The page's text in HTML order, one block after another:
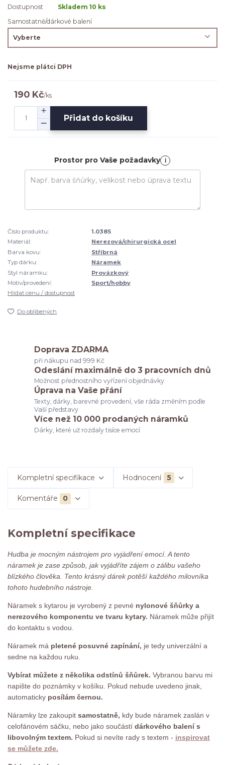
Dostupnost
Skladem 10 ks
Samostatně/dárkové balení
Nejsme plátci DPH
190 Kč/ks
Přidat do košíku
Prostor pro Vaše požadavky i
Číslo produktu:
1.0385
Materiál:
Nerezová/chirurgická ocel
Barva kovu:
Stříbrná
Typ dárku:
Náramek
Styl náramku:
Provázkový
Motiv/provedení:
Sport/hobby
Hlídat cenu / dostupnost
Do oblíbených
Doprava ZDARMA
při nákupu nad 999 Kč
Odeslání maximálně do 3 pracovních dnů
Možnost přednostního vyřízení objednávky
Úprava na Vaše přání
Texty, dárky, barevné provedení, vše ráda změním podle
Vaší představy
Více než 10 000 prodaných náramků
Dárky, které už rozdaly tisíce emocí
Kompletní specifikace Hodnocení 5
Komentáře 0
Kompletní specifikace
Hudba je mocným nástrojem pro vyjádření emocí. A tento
náramek je zase způsob, jak vyjádříte zájem o zálibu vašeho
blízkého člověka. Tento krásný dárek potěší každého milovníka
tohoto hudebního nástroje.
Náramek s kytarou je vyrobený z pevné nylonové šňůrky a
nerezového komponentu ve tvaru kytary. Náramek může přijít
do kontaktu s vodou.
Náramek má pletené posuvné zapínání, je tedy univerzální a
sedne na každou ruku.
Vybírat můžete z několika odstínů šňůrek. Vybranou barvu mi
napište do poznámky v košíku. Pokud nebude uvedeno jinak,
automaticky posílám černou.
Náramky lze zakoupit samostatně, kdy bude náramek zaslán v
celofánovém sáčku, nebo jako součástí dárkového balení s
libovolným textem. Pokud si nevíte rady s textem - inspirovat
se můžete zde.